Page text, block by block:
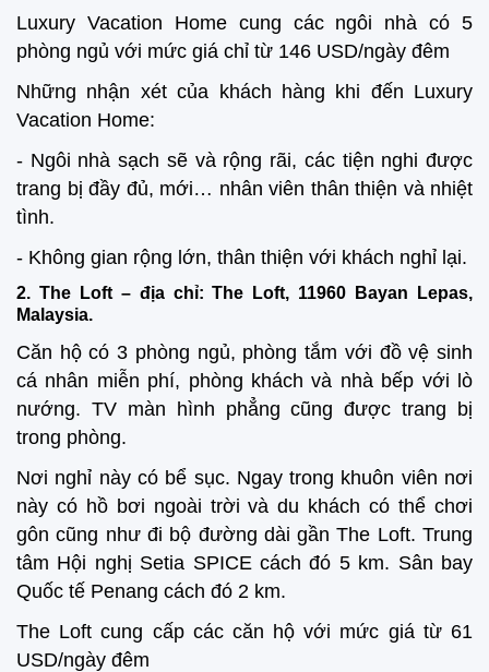
Luxury Vacation Home cung các ngôi nhà có 5
phòng ngủ với mức giá chỉ từ 146 USD/ngày đêm
Những nhận xét của khách hàng khi đến Luxury
Vacation Home:
- Ngôi nhà sạch sẽ và rộng rãi, các tiện nghi được
trang bị đầy đủ, mới… nhân viên thân thiện và nhiệt
tình.
- Không gian rộng lớn, thân thiện với khách nghỉ lại.
2. The Loft – địa chỉ: The Loft, 11960 Bayan Lepas,
Malaysia.
Căn hộ có 3 phòng ngủ, phòng tắm với đồ vệ sinh
cá nhân miễn phí, phòng khách và nhà bếp với lò
nướng. TV màn hình phẳng cũng được trang bị
trong phòng.
Nơi nghỉ này có bể sục. Ngay trong khuôn viên nơi
này có hồ bơi ngoài trời và du khách có thể chơi
gôn cũng như đi bộ đường dài gần The Loft. Trung
tâm Hội nghị Setia SPICE cách đó 5 km. Sân bay
Quốc tế Penang cách đó 2 km.
The Loft cung cấp các căn hộ với mức giá từ 61
USD/ngày đêm